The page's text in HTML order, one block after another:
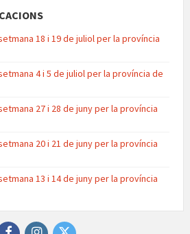
18 i 19 de juliol per la província
4 i 5 de juliol per la província de
27 i 28 de juny per la província
20 i 21 de juny per la província
13 i 14 de juny per la província
FacebookInstagramTwitter